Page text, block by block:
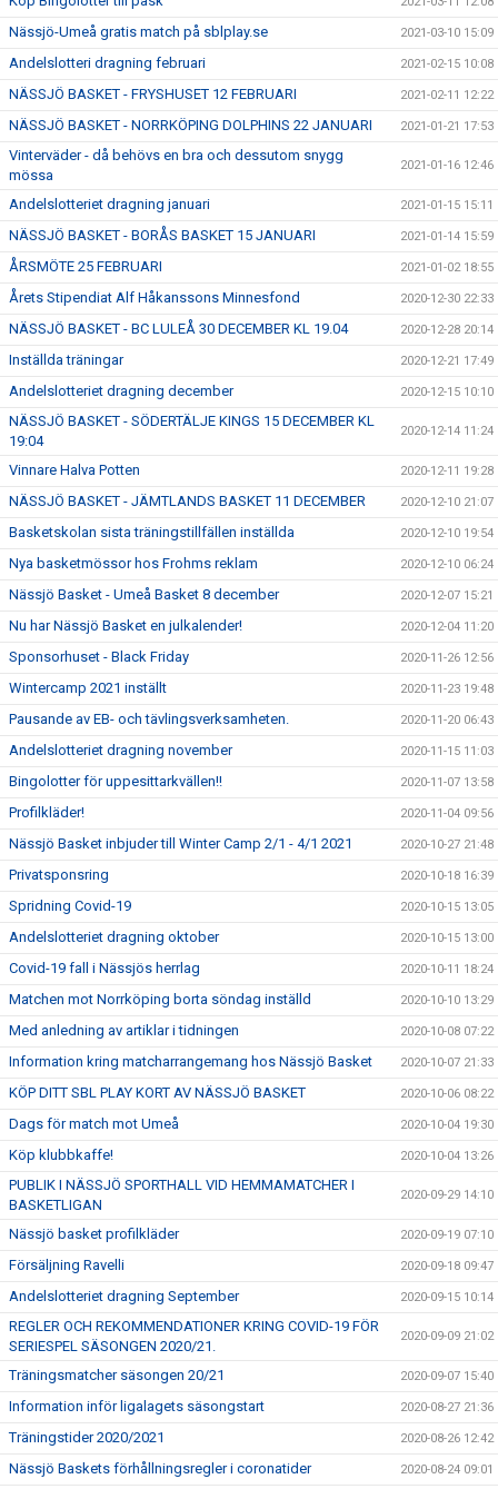
Nässjö-Umeå gratis match på sblplay.se 2021-03-10 15:09
Andelslotteri dragning februari 2021-02-15 10:08
NÄSSJÖ BASKET - FRYSHUSET 12 FEBRUARI 2021-02-11 12:22
NÄSSJÖ BASKET - NORRKÖPING DOLPHINS 22 JANUARI 2021-01-21 17:53
Vinterväder - då behövs en bra och dessutom snygg
mössa
2021-01-16 12:46
Andelslotteriet dragning januari 2021-01-15 15:11
NÄSSJÖ BASKET - BORÅS BASKET 15 JANUARI 2021-01-14 15:59
ÅRSMÖTE 25 FEBRUARI 2021-01-02 18:55
Årets Stipendiat Alf Håkanssons Minnesfond 2020-12-30 22:33
NÄSSJÖ BASKET - BC LULEÅ 30 DECEMBER KL 19.04 2020-12-28 20:14
Inställda träningar 2020-12-21 17:49
Andelslotteriet dragning december 2020-12-15 10:10
NÄSSJÖ BASKET - SÖDERTÄLJE KINGS 15 DECEMBER KL
19:04
2020-12-14 11:24
Vinnare Halva Potten 2020-12-11 19:28
NÄSSJÖ BASKET - JÄMTLANDS BASKET 11 DECEMBER 2020-12-10 21:07
Basketskolan sista träningstillfällen inställda 2020-12-10 19:54
Nya basketmössor hos Frohms reklam 2020-12-10 06:24
Nässjö Basket - Umeå Basket 8 december 2020-12-07 15:21
Nu har Nässjö Basket en julkalender! 2020-12-04 11:20
Sponsorhuset - Black Friday 2020-11-26 12:56
Wintercamp 2021 inställt 2020-11-23 19:48
Pausande av EB- och tävlingsverksamheten. 2020-11-20 06:43
Andelslotteriet dragning november 2020-11-15 11:03
Bingolotter för uppesittarkvällen!! 2020-11-07 13:58
Profilkläder! 2020-11-04 09:56
Nässjö Basket inbjuder till Winter Camp 2/1 - 4/1 2021 2020-10-27 21:48
Privatsponsring 2020-10-18 16:39
Spridning Covid-19 2020-10-15 13:05
Andelslotteriet dragning oktober 2020-10-15 13:00
Covid-19 fall i Nässjös herrlag 2020-10-11 18:24
Matchen mot Norrköping borta söndag inställd 2020-10-10 13:29
Med anledning av artiklar i tidningen 2020-10-08 07:22
Information kring matcharrangemang hos Nässjö Basket 2020-10-07 21:33
KÖP DITT SBL PLAY KORT AV NÄSSJÖ BASKET 2020-10-06 08:22
Dags för match mot Umeå 2020-10-04 19:30
Köp klubbkaffe! 2020-10-04 13:26
PUBLIK I NÄSSJÖ SPORTHALL VID HEMMAMATCHER I
BASKETLIGAN
2020-09-29 14:10
Nässjö basket profilkläder 2020-09-19 07:10
Försäljning Ravelli 2020-09-18 09:47
Andelslotteriet dragning September 2020-09-15 10:14
REGLER OCH REKOMMENDATIONER KRING COVID-19 FÖR
SERIESPEL SÄSONGEN 2020/21.
2020-09-09 21:02
Träningsmatcher säsongen 20/21 2020-09-07 15:40
Information inför ligalagets säsongstart 2020-08-27 21:36
Träningstider 2020/2021 2020-08-26 12:42
Nässjö Baskets förhållningsregler i coronatider 2020-08-24 09:01